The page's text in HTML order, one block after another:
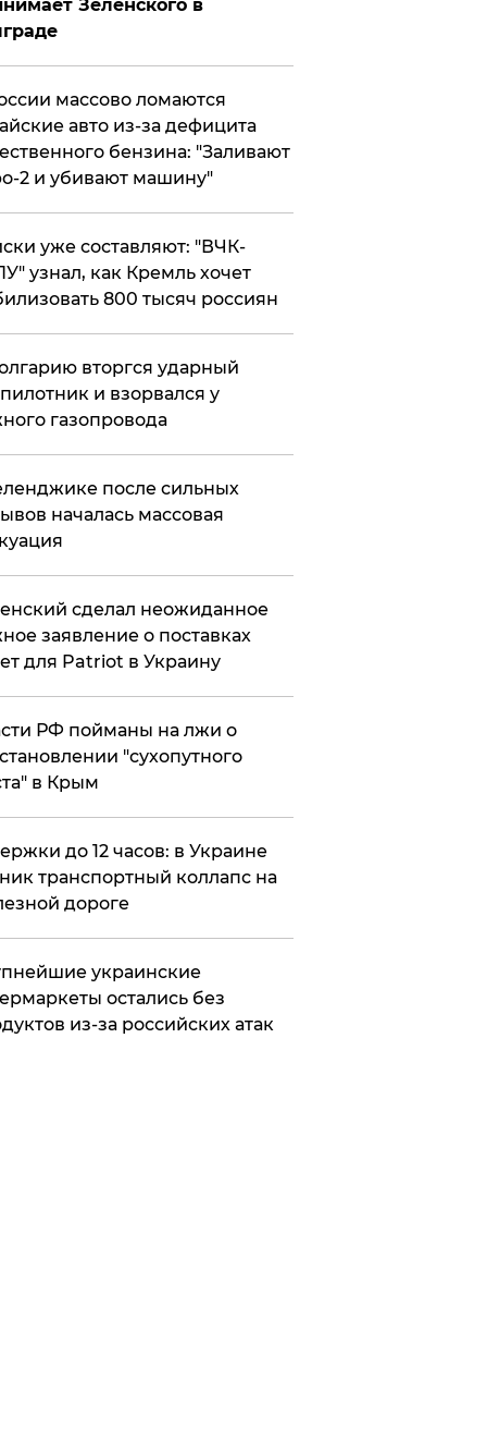
Зеленского в
массово ломаются
авто из-за дефицита
бензина: "Заливают
2 и убивают машину"
уже составляют: "ВЧК-
узнал, как Кремль хочет
800 тысяч россиян
вторгся ударный
и взорвался у
газопровода
после сильных
началась массовая
сделал неожиданное
заявление о поставках
для Patriot в Украину
РФ пойманы на лжи о
"сухопутного
в Крым
до 12 часов: в Украине
транспортный коллапс на
дороге
украинские
остались без
из-за российских атак